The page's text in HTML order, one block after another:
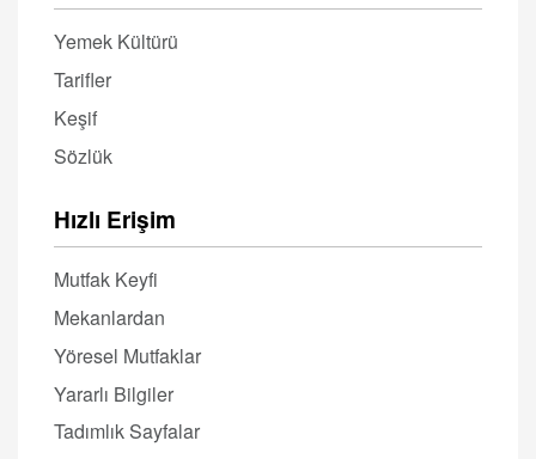
Yemek Kültürü
Tarifler
Keşif
Sözlük
Hızlı Erişim
Mutfak Keyfi
Mekanlardan
Yöresel Mutfaklar
Yararlı Bilgiler
Tadımlık Sayfalar